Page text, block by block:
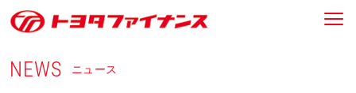
NEWS ニュース